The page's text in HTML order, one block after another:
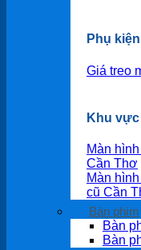
Phụ
Giá treo
Khu
Màn
Cần Thơ
Màn
cũ Cần
Bàn phím
Bàn
Bàn